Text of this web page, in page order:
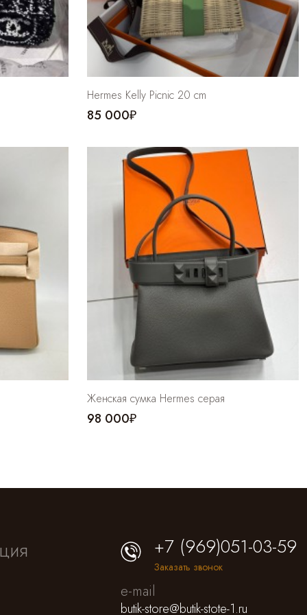
Hermes Kelly Picnic 20 cm
85 000₽
Женская сумка Hermes серая
98 000₽
+7 (969)051-03-59
Заказать звонок
e-mail
butik-store@butik-stote-1.ru